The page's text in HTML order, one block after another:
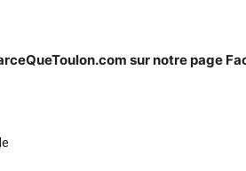
sur notre page